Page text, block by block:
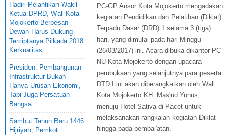
Hadiri Pelantikan Wakil
Ketua DPRD, Wali Kota
Mojokerto Berpesan
Dewan Harus Dukung
Terciptanya Pilkada 2018
Kerkualitas
Presiden: Pembangunan
Infrastruktur Bukan
Hanya Urusan Ekonomi,
Tapi Juga Persatuan
Bangsa
Sambut Tahun Baru 1446
Hijriyah, Pemkot
PC-GP Ansor Kota Mojokerto mengadakan
kegiatan Pendidikan dan Pelatihan (Diklat)
Terpadu Dasar (DRD) 1 selama 3 (tiga)
hari, yang dimulai pada hari Minggu
(26/03/2017) ini. Acara dibuka dikantor PC
NU Kota Mojokerto dengan upacara
pembukaan yang selanjutnya para peserta
DTD I ini akan diberangkatkan oleh Wali
Kota Mojokerto KH. Mas'ud Yunus,
menuju Hotel Sativa di Pacet untuk
melaksanakan rangkaian kegiatan Diklat
hingga pada pembai'atan.